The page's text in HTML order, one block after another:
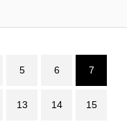
5 6 7
13 14 15